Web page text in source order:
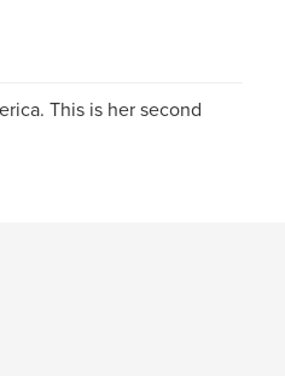
This is her second